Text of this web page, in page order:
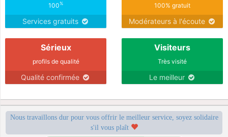
100%
Services gratuits
100% gratuit
Modérateurs à l'écoute
Sérieux
profils de qualité
Qualité confirmée
Visiteurs
Très visité
Le meilleur
Nous travaillons dur pour vous offrir le meilleur service, soyez solidaire
s'il vous plaît